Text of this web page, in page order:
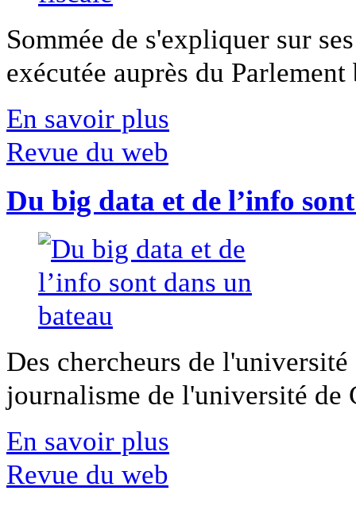
Sommée de s'expliquer sur
exécutée auprès du
En savoir plus
Revue du web
Du big data et de l’info
Des chercheurs de
journalisme de l'université
En savoir plus
Revue du web